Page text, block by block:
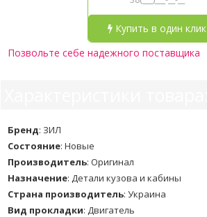
Купить в один клик
Позвольте себе надежного поставщика
Бренд: ЗИЛ
Состояние: Новые
Производитель: Оригинал
Назначение: Детали кузова и кабины
Страна производитель: Украина
Вид прокладки: Двигатель